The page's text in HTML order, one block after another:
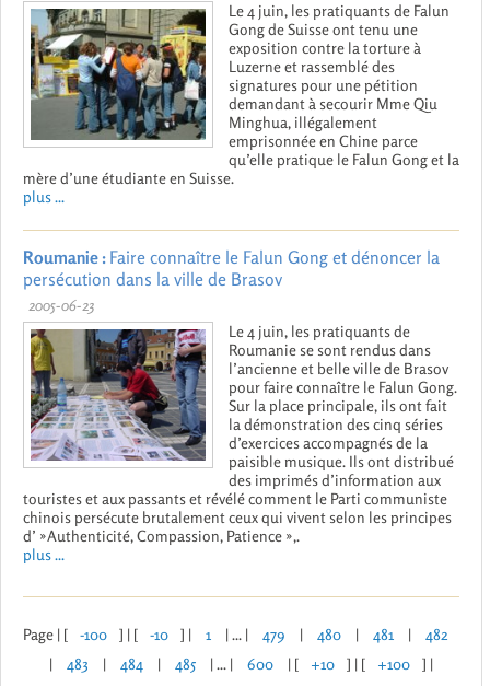
Le 4 juin, les pratiquants de Falun
Gong de Suisse ont tenu une
exposition contre la torture à
Luzerne et rassemblé des
signatures pour une pétition
demandant à secourir Mme Qiu
Minghua, illégalement
emprisonnée en Chine parce
qu’elle pratique le Falun Gong et la
mère d’une étudiante en Suisse.
plus ...
Roumanie : Faire connaître le Falun Gong et dénoncer la
persécution dans la ville de Brasov
2005-06-23
Le 4 juin, les pratiquants de
Roumanie se sont rendus dans
l’ancienne et belle ville de Brasov
pour faire connaître le Falun Gong.
Sur la place principale, ils ont fait
la démonstration des cinq séries
d’exercices accompagnés de la
paisible musique. Ils ont distribué
des imprimés d’information aux
touristes et aux passants et révélé comment le Parti communiste
chinois persécute brutalement ceux qui vivent selon les principes
d’ »Authenticité, Compassion, Patience »,.
plus ...
Page | [ -100 ] | [ -10 ] | 1 | ... | 479 | 480 | 481 |
482
|
483 | 484 | 485 | ... | 600 | [ +10 ] | [ +100 ] |